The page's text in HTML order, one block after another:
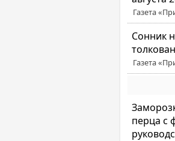
Газета
Сонник
Газета
перца с